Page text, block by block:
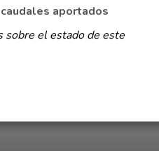
aportados
sobre el estado de este